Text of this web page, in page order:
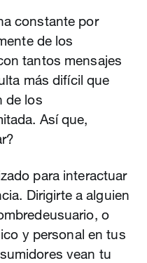
constante por
de los
tantos mensajes
más difícil que
de los
Así que,
para interactuar
Dirigirte a alguien
o
y personal en tus
vean tu